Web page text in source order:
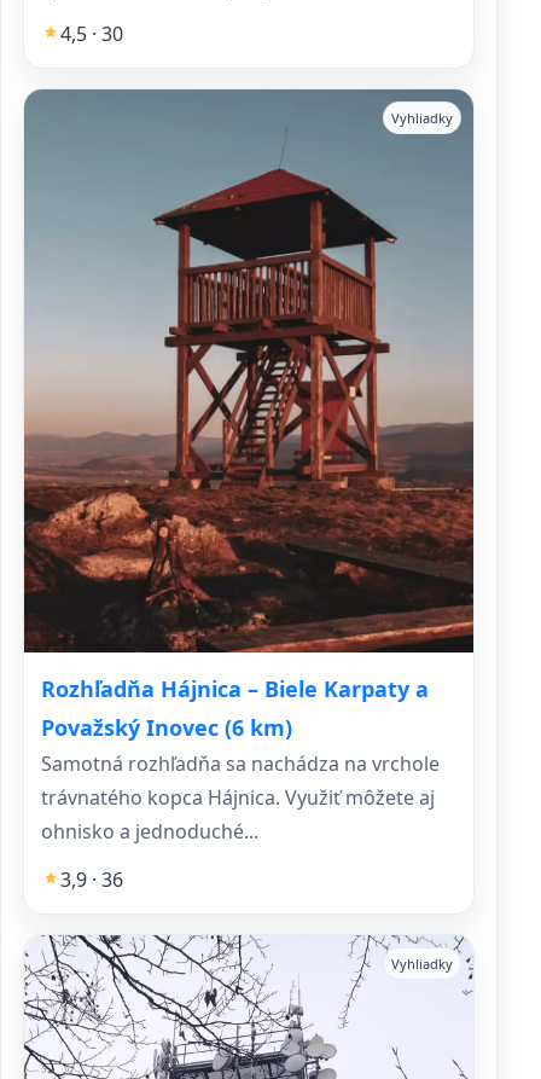
4,5 · 30
Rozhľadňa Hájnica – Biele Karpaty a
Považský Inovec (6 km)
Vyhliadky
Samotná rozhľadňa sa nachádza na vrchole
trávnatého kopca Hájnica. Využiť môžete aj
ohnisko a jednoduché...
3,9 · 36
Vyhliadky